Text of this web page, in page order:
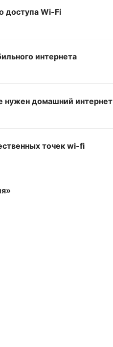
доступа Wi-Fi
интернета
нужен домашний интернет
точек wi-fi